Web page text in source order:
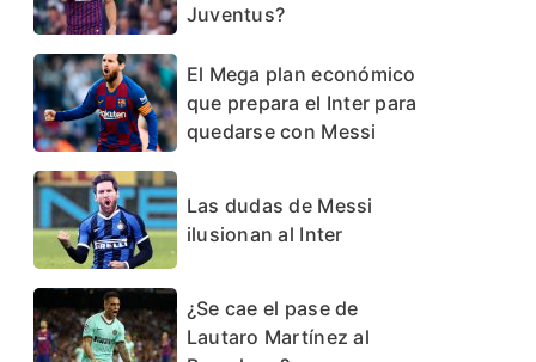
Juventus?
El Mega plan económico
que prepara el Inter para
quedarse con Messi
Las dudas de Messi
ilusionan al Inter
¿Se cae el pase de
Lautaro Martínez al